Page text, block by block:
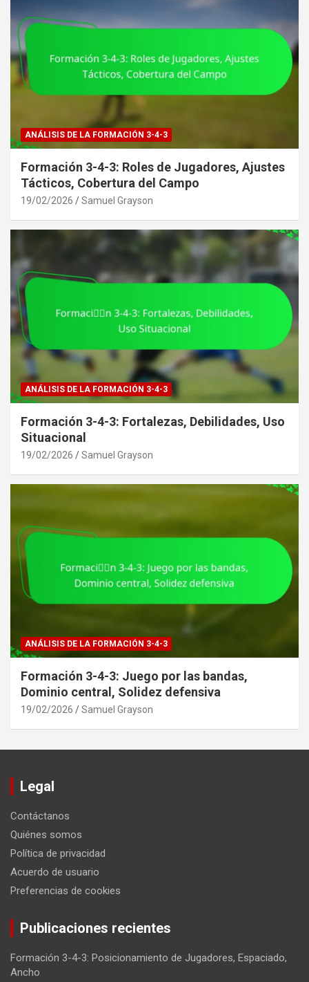
ANÁLISIS DE LA FORMACIÓN 3-4-3
Formación 3-4-3: Roles de Jugadores, Ajustes
Tácticos, Cobertura del Campo
19/02/2026 Samuel Grayson
ANÁLISIS DE LA FORMACIÓN 3-4-3
Formación 3-4-3: Fortalezas, Debilidades, Uso
Situacional
19/02/2026 Samuel Grayson
ANÁLISIS DE LA FORMACIÓN 3-4-3
Formación 3-4-3: Juego por las bandas,
Dominio central, Solidez defensiva
19/02/2026 Samuel Grayson
Legal
Contáctanos
Quiénes somos
Política de privacidad
Acuerdo de usuario
Preferencias de cookies
Publicaciones recientes
Formación 3-4-3: Posicionamiento de Jugadores, Espaciado,
Ancho